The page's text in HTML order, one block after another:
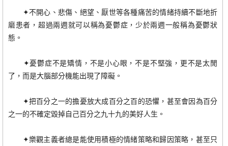
✦不開心、悲傷、絕望、厭世等各種痛苦的情緒持續不斷地折
磨患者，超過兩週就可以稱為憂鬱症，少於兩週一般稱為憂鬱狀
態。
✦憂鬱症不是矯情，不是小心眼，不是不堅強，更不是太閒
了，而是大腦部分機能出現了障礙。
✦把百分之一的擔憂放大成百分之百的恐懼，甚至會因為百分
之一的不確定毀掉自己百分之九十九的美好人生。
✦樂觀主義者總是能使用積極的情緒策略和歸因策略，甚至只